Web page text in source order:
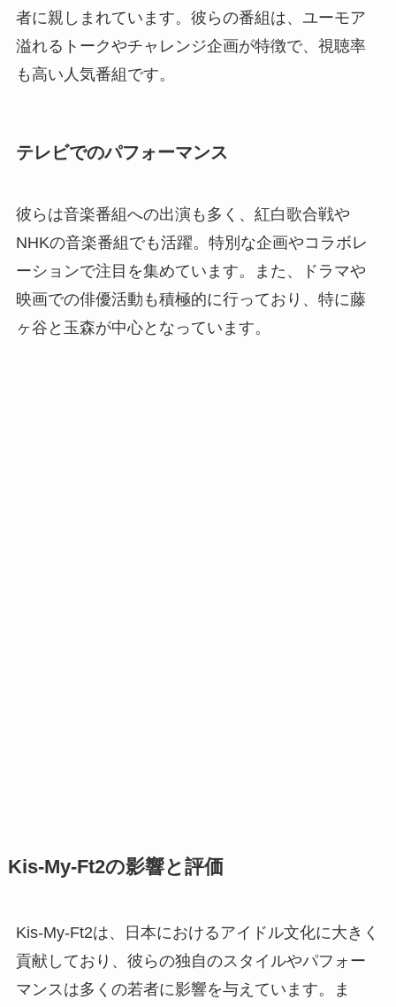
者に親しまれています。彼らの番組は、ユーモア
溢れるトークやチャレンジ企画が特徴で、視聴率
も高い人気番組です。
テレビでのパフォーマンス
彼らは音楽番組への出演も多く、紅白歌合戦や
NHKの音楽番組でも活躍。特別な企画やコラボレ
ーションで注目を集めています。また、ドラマや
映画での俳優活動も積極的に行っており、特に藤
ヶ谷と玉森が中心となっています。
Kis-My-Ft2の影響と評価
Kis-My-Ft2は、日本におけるアイドル文化に大きく
貢献しており、彼らの独自のスタイルやパフォー
マンスは多くの若者に影響を与えています。ま